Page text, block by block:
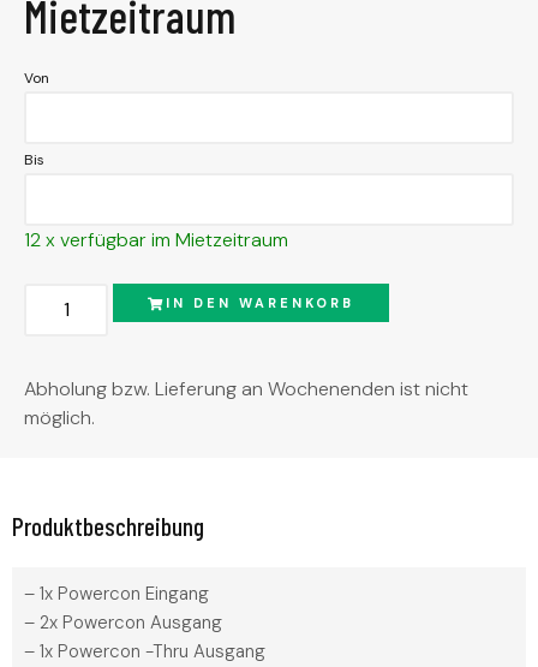
Mietzeitraum
Von
Bis
12 x verfügbar im Mietzeitraum
IN DEN WARENKORB
Abholung bzw. Lieferung an Wochenenden ist nicht
möglich.
Produktbeschreibung
– 1x Powercon Eingang
– 2x Powercon Ausgang
– 1x Powercon -Thru Ausgang